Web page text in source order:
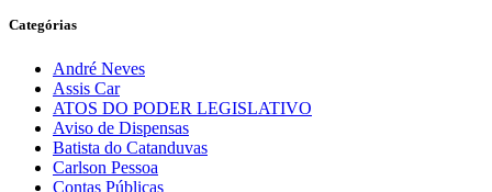
Categórias
André Neves
Assis Car
ATOS DO PODER LEGISLATIVO
Aviso de Dispensas
Batista do Catanduvas
Carlson Pessoa
Contas Públicas